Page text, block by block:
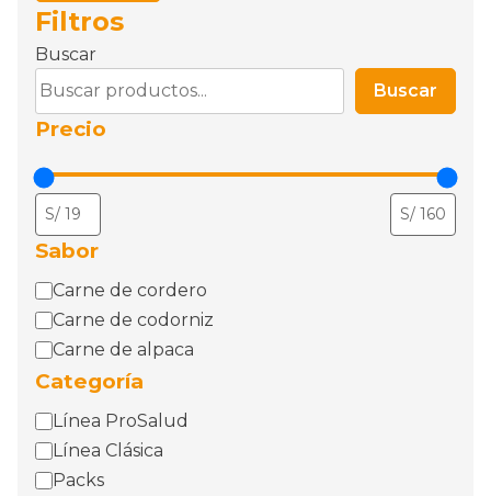
Filtros
Buscar
Buscar
Precio
Sabor
sabor
Carne de cordero
Carne de codorniz
Carne de alpaca
Categoría
Categoría
Línea ProSalud
Línea Clásica
Packs